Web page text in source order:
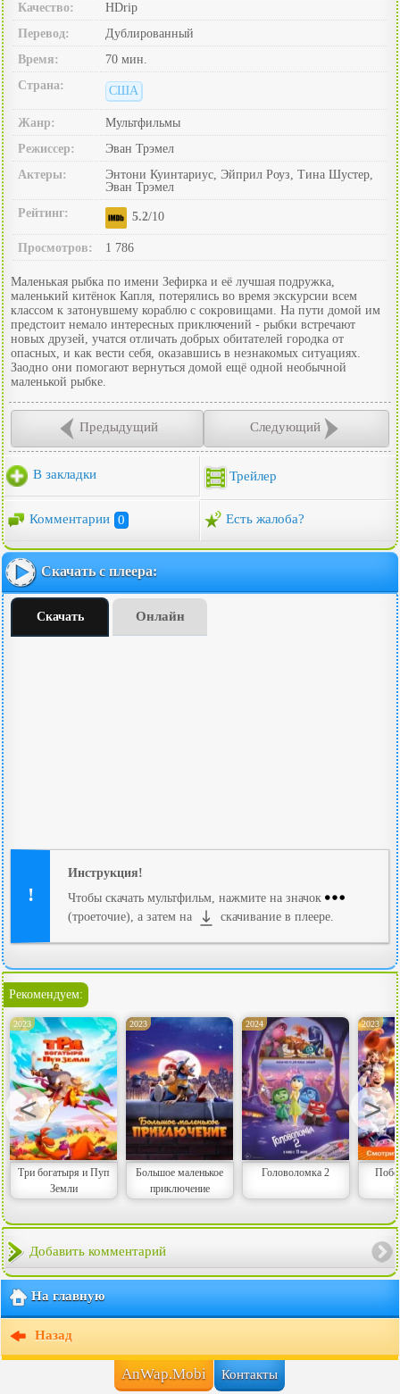
Качество:
HDrip
Перевод:
Дублированный
Время:
70 мин.
Страна:
США
Жанр:
Мультфильмы
Режиссер:
Эван Трэмел
Актеры:
Энтони Куинтариус, Эйприл Роуз, Тина Шустер,
Эван Трэмел
Рейтинг:
5.2/10
Просмотров: 1 786
Маленькая рыбка по имени Зефирка и её лучшая подружка,
маленький китёнок Капля, потерялись во время экскурсии всем
классом к затонувшему кораблю с сокровищами. На пути домой им
предстоит немало интересных приключений - рыбки встречают
новых друзей, учатся отличать добрых обитателей городка от
опасных, и как вести себя, оказавшись в незнакомых ситуациях.
Заодно они помогают вернуться домой ещё одной необычной
маленькой рыбке.
Предыдущий Следующий
В закладки Трейлер
Комментарии 0 Есть жалоба?
Скачать с плеера:
Скачать Онлайн
Инструкция!
Чтобы скачать мультфильм, нажмите на значок
(троеточие), а затем на
скачивание в плеере.
Рекомендуем:
2023
Три богатыря и Пуп
Земли
2023
Большое маленькое
приключение
2024
Головоломка 2
2023
< >
Добавить комментарий
На главную
Назад
AnWap.Mobi Контакты